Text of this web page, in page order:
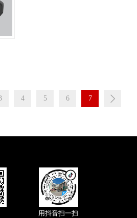
4 5 6 7
用抖音扫一扫